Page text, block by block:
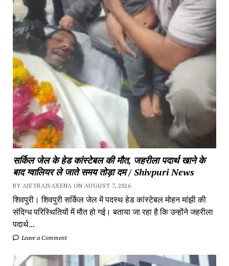
सर्किल जेल के हेड कांस्टेबल की मौत, जहरीला पदार्थ खाने के
बाद ग्वालियर ले जाते समय तोड़ा दम / Shivpuri News
BY AJEYRAJSAXENA ON AUGUST 7, 2026
शिवपुरी। शिवपुरी सर्किल जेल में पदस्थ हेड कांस्टेबल मोहन मांझी की
संदिग्ध परिस्थितियों में मौत हो गई। बताया जा रहा है कि उन्होंने जहरीला
पदार्थ...
Leave a Comment